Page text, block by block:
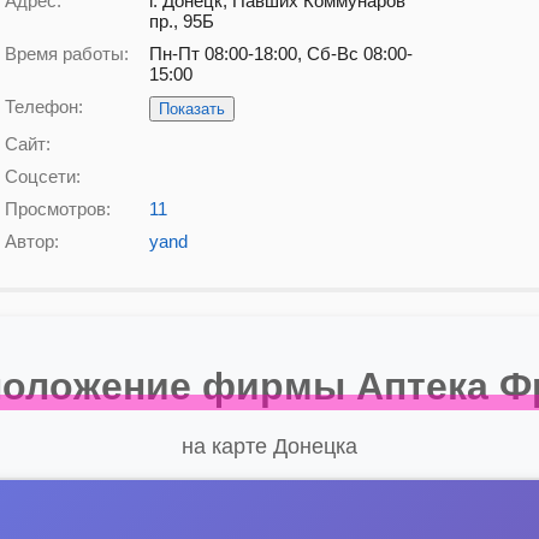
пр., 95Б
Время работы:
Пн-Пт 08:00-18:00, Сб-Вс 08:00-
15:00
Телефон:
Показать
Сайт:
Соцсети:
Просмотров:
11
Автор:
yand
фирмы Аптека
на карте Донецка